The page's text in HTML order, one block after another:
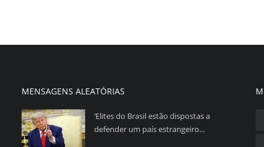
MENSAGENS ALEATÓRIAS
‘Elites do Brasil estão dispostas a
defender um país estrangeiro...